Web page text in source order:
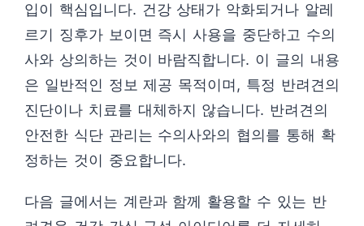
입이 핵심입니다. 건강 상태가 악화되거나 알레
르기 징후가 보이면 즉시 사용을 중단하고 수의
사와 상의하는 것이 바람직합니다. 이 글의 내용
은 일반적인 정보 제공 목적이며, 특정 반려견의
진단이나 치료를 대체하지 않습니다. 반려견의
안전한 식단 관리는 수의사와의 협의를 통해 확
정하는 것이 중요합니다.
다음 글에서는 계란과 함께 활용할 수 있는 반